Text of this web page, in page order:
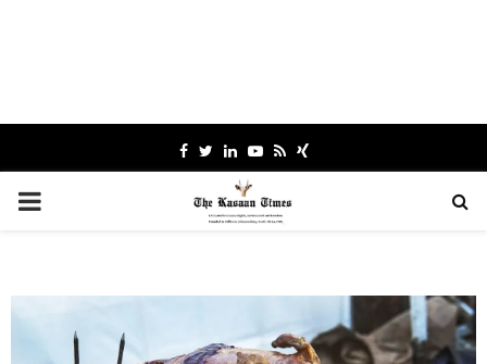
Facebook
TwitterLinkedinYoutube
RssXing
PRIMARY